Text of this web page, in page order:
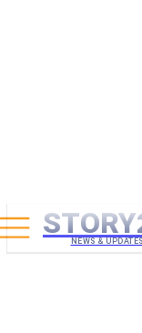
NEWS & UPDATES